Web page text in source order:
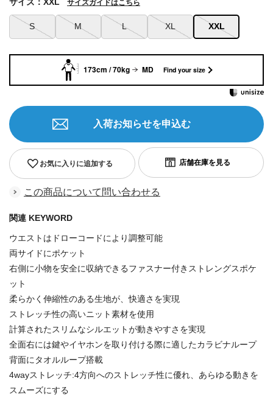
S M L XL XXL
サイズガイドはこちら
お気に入りに追加する
入荷お知らせを申込む
この商品について問い合わせる
関連 KEYWORD
ウエストはドローコードにより調整可能
両サイドにポケット
右側に小物を安全に収納できるファスナー付きストレングスポケ
ット
柔らかく伸縮性のある生地が、快適さを実現
ストレッチ性の高いニット素材を使用
計算されたスリムなシルエットが動きやすさを実現
全面右には鍵やイヤホンを取り付ける際に適したカラビナループ
背面にタオルループ搭載
4wayストレッチ:4方向へのストレッチ性に優れ、あらゆる動きを
スムーズにする
173cm / 70kg MD Find your size